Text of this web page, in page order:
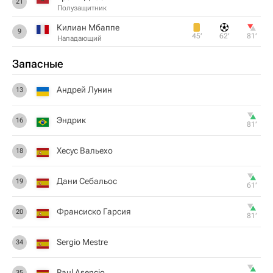
Полузащитник
9 Килиан Мбаппе
Нападающий 45‎’‎ 62‎’‎ 81‎’‎
Запасные
13 Андрей Лунин
16 Эндрик 81‎’‎
18 Хесус Вальехо
19 Дани Себальос 61‎’‎
20 Франсиско Гарсия 81‎’‎
34 Sergio Mestre